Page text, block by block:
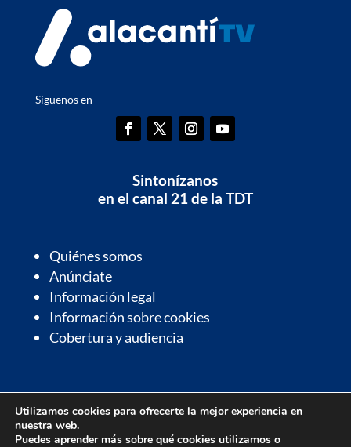
Síguenos en
Sintonízanos
en el canal 21 de la TDT
Quiénes somos
Anúnciate
Información legal
Información sobre cookies
Cobertura y audiencia
Información de interés
Contactos de interés
Farmacias de guardia
Utilizamos cookies para ofrecerte la mejor experiencia en
nuestra web.
Puedes aprender más sobre qué cookies utilizamos o